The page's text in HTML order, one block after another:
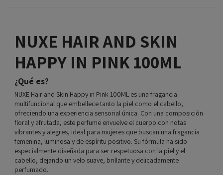
NUXE HAIR AND SKIN
HAPPY IN PINK 100ML
¿Qué es?
NUXE Hair and Skin Happy in Pink 100ML es una fragancia
multifuncional que embellece tanto la piel como el cabello,
ofreciendo una experiencia sensorial única. Con una composición
floral y afrutada, este perfume envuelve el cuerpo con notas
vibrantes y alegres, ideal para mujeres que buscan una fragancia
femenina, luminosa y de espíritu positivo. Su fórmula ha sido
especialmente diseñada para ser respetuosa con la piel y el
cabello, dejando un velo suave, brillante y delicadamente
perfumado.